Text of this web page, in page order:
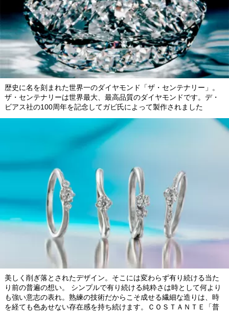
歴史に名を刻まれた世界一のダイヤモンド「ザ・センテナリー」。
ザ・センテナリーは世界最大、最高品質のダイヤモンドです。デ・
ビアス社の100周年を記念してガビ氏によって製作されました
美しく削ぎ落とされたデザイン。そこには変わらず有り続ける当た
り前の普遍の想い。 シンプルで有り続ける純粋さは時として何より
も強い意志の表れ。熟練の技術だからこそ成せる繊細な造りは、時
を経ても色あせない存在感を持ち続けます。ＣＯＳＴＡＮＴＥ「普